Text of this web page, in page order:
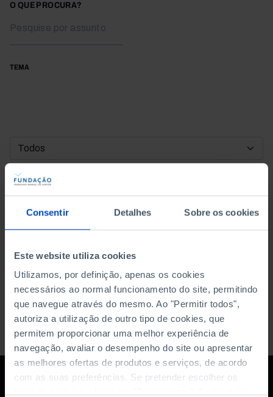
Consentir Detalhes Sobre os cookies
Este website utiliza cookies
Utilizamos, por definição, apenas os cookies
necessários ao normal funcionamento do site, permitindo
que navegue através do mesmo. Ao "Permitir todos",
autoriza a utilização de outro tipo de cookies, que
permitem proporcionar uma melhor experiência de
navegação, avaliar o desempenho do site ou apresentar
as melhores ofertas de produtos e serviços, de acordo
com as suas preferências. Se pretender escolher os
O QUE PROCURA?
TEMA
DATA DE INÍCIO
DATA DE FIM